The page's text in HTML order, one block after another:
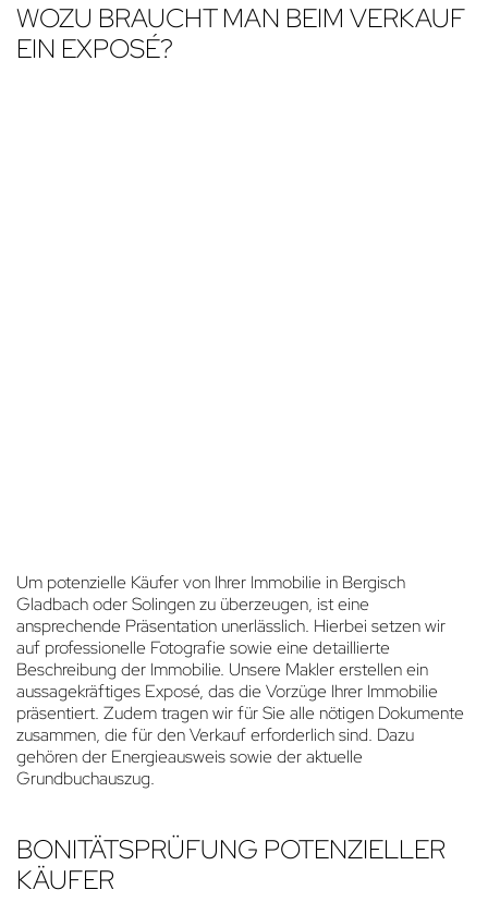
WOZU BRAUCHT MAN BEIM VERKAUF
EIN EXPOSÉ?
Um potenzielle Käufer von Ihrer Immobilie in Bergisch
Gladbach oder Solingen zu überzeugen, ist eine
ansprechende Präsentation unerlässlich. Hierbei setzen wir
auf professionelle Fotografie sowie eine detaillierte
Beschreibung der Immobilie. Unsere Makler erstellen ein
aussagekräftiges Exposé, das die Vorzüge Ihrer Immobilie
präsentiert. Zudem tragen wir für Sie alle nötigen Dokumente
zusammen, die für den Verkauf erforderlich sind. Dazu
gehören der Energieausweis sowie der aktuelle
Grundbuchauszug.
BONITÄTSPRÜFUNG POTENZIELLER
KÄUFER